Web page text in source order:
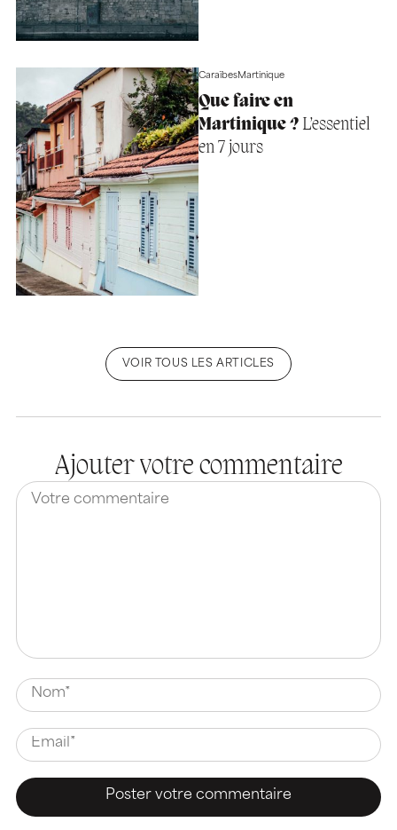
CaraïbesMartinique
Que faire en
Martinique ?L’essentiel
en 7 jours
VOIR TOUS LES ARTICLES
Ajouter votre commentaire